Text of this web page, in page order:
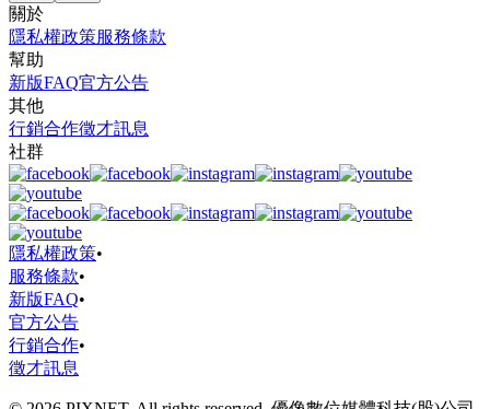
關於
隱私權政策服務條款
幫助
新版FAQ官方公告
其他
行銷合作徵才訊息
社群
隱私權政策•
服務條款•
新版FAQ•
官方公告
行銷合作•
徵才訊息